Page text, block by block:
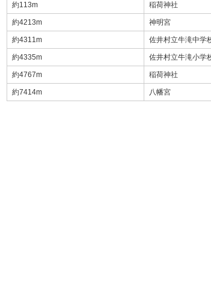
約113m 稲荷神社
約4213m 神明宮
約4311m 佐井村立牛滝中学
約4335m 佐井村立牛滝小学
約4767m 稲荷神社
約7414m 八幡宮